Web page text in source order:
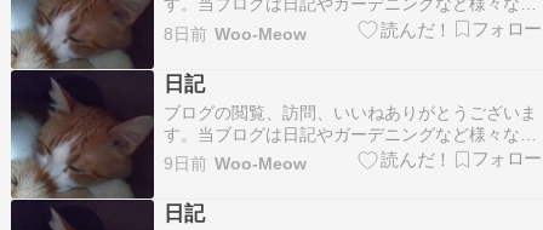
す。当ブログは日記やガーデニングなど様々なも
のを書き残しているブログです。たまにリブログ
もさせて頂いています。フォロー等お好きにどう
ぞ。ランキング参加しています。 良ければクリッ
クお願いします。 幸せは自分で紡ぎあげるもの
家にある火…
8日前 Woo-Meow
日記
ブログの閲覧、訪問、いいねありがとうございま
す。当ブログは日記やガーデニングなど様々なも
のを書き残しているブログです。たまにリブログ
もさせて頂いています。フォロー等お好きにどう
ぞ。ランキング参加しています。 良ければクリッ
クお願いします。 ホロスコープを見ると、私は
9日前 Woo-Meow
日記